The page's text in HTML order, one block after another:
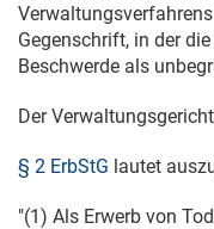
Gegenschrift, in der
Beschwerde als
Der
§ 2 ErbStG lautet
"(1) Als Erwerb von